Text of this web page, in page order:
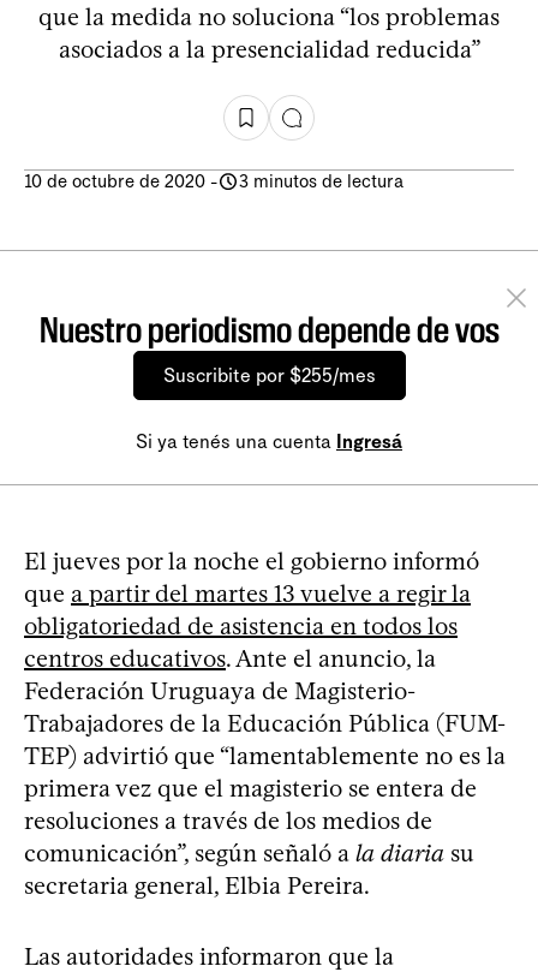
que la medida no soluciona “los problemas
asociados a la presencialidad reducida”
10 de octubre de 2020 - 3 minutos de lectura
Nuestro periodismo depende de vos
Suscribite por $255/mes
Si ya tenés una cuenta Ingresá
El jueves por la noche el gobierno informó
que a partir del martes 13 vuelve a regir la
obligatoriedad de asistencia en todos los
centros educativos. Ante el anuncio, la
Federación Uruguaya de Magisterio-
Trabajadores de la Educación Pública (FUM-
TEP) advirtió que “lamentablemente no es la
primera vez que el magisterio se entera de
resoluciones a través de los medios de
comunicación”, según señaló a la diaria su
secretaria general, Elbia Pereira.
Las autoridades informaron que la